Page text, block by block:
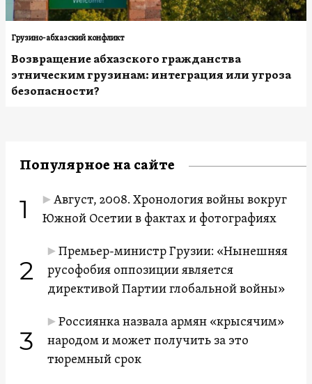
Грузино-абхазский конфликт
Возвращение абхазского гражданства
этническим грузинам: интеграция или угроза
безопасности?
Популярное на сайте
1
Август, 2008. Хронология войны вокруг
Южной Осетии в фактах и фотографиях
2
Премьер-министр Грузии: «Нынешняя
русофобия оппозиции является
директивой Партии глобальной войны»
3
Россиянка назвала армян «крысячим»
народом и может получить за это
тюремный срок